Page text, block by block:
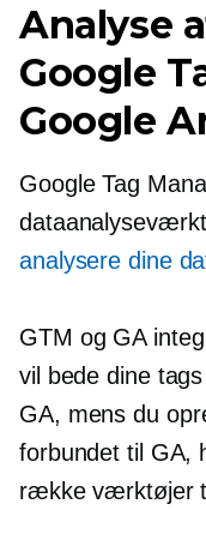
Analyse
Google
Google
Google Tag
analysere dine
GTM og GA
vil bede dine
GA, mens du
forbundet til GA,
række værktøjer